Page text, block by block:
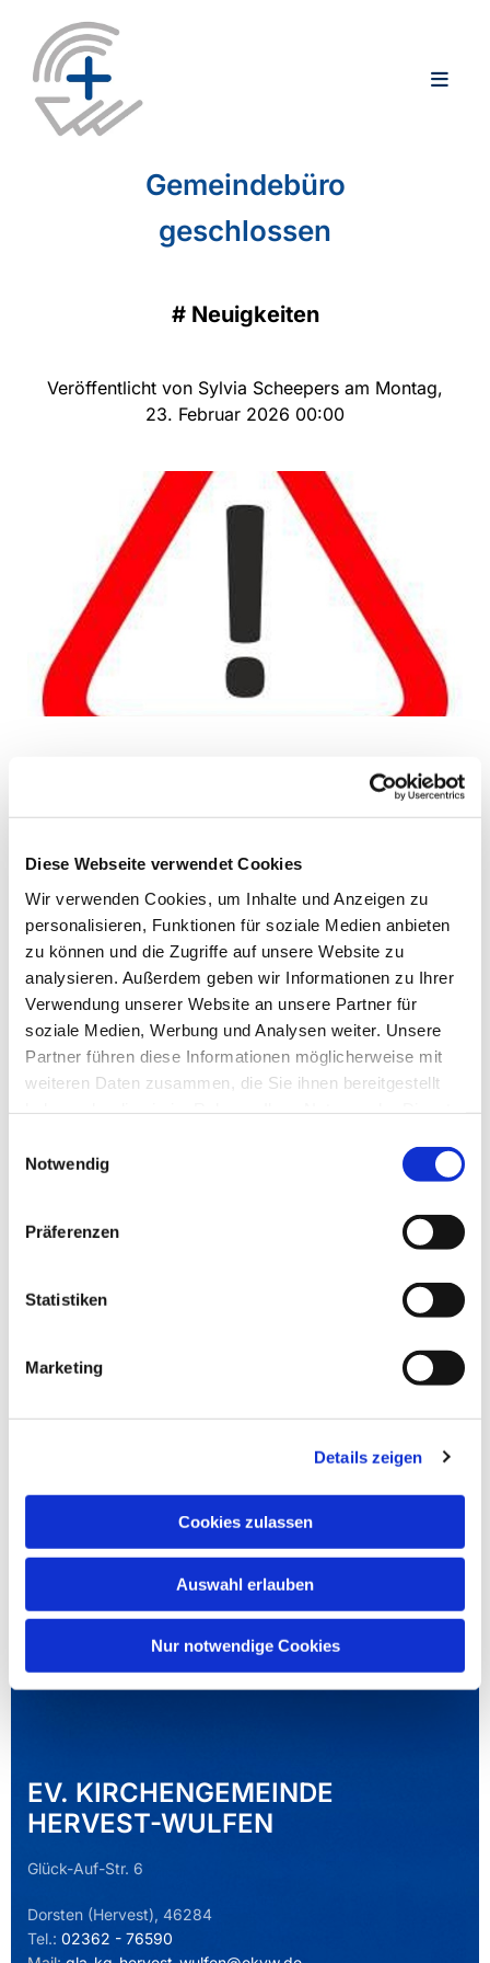
Diese Webseite verwendet Cookies
Wir verwenden Cookies, um Inhalte und Anzeigen zu
personalisieren, Funktionen für soziale Medien anbieten
zu können und die Zugriffe auf unsere Website zu
analysieren. Außerdem geben wir Informationen zu Ihrer
Verwendung unserer Website an unsere Partner für
soziale Medien, Werbung und Analysen weiter. Unsere
Partner führen diese Informationen möglicherweise mit
weiteren Daten zusammen, die Sie ihnen bereitgestellt
Notwendig
Präferenzen
Statistiken
Marketing
Details zeigen
Cookies zulassen
Auswahl erlauben
Nur notwendige Cookies
Gemeindebüro
geschlossen
# Neuigkeiten
Veröffentlicht von Sylvia Scheepers am Montag,
23. Februar 2026 00:00
geschlossen.
Dies könnte Sie auch
interessieren
EV. KIRCHENGEMEINDE
HERVEST-WULFEN
Glück-Auf-Str. 6
Dorsten (Hervest), 46284
Tel.: 02362 - 76590